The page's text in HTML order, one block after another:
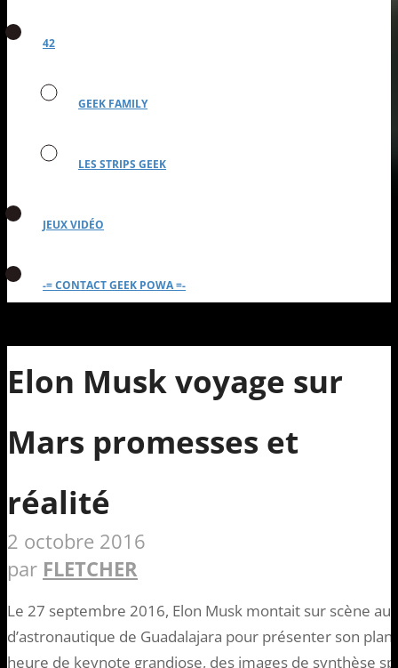
42
GEEK FAMILY
LES STRIPS GEEK
JEUX VIDÉO
-= CONTACT GEEK POWA =-
Elon Musk voyage sur
Mars promesses et
réalité
2 octobre 2016
par FLETCHER
Le 27 septembre 2016, Elon Musk montait sur scène
d’astronautique de Guadalajara pour présenter son
heure de keynote grandiose, des images de synthèse